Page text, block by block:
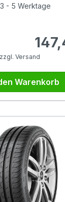
- 5 Werktage
Versand
Warenkorb